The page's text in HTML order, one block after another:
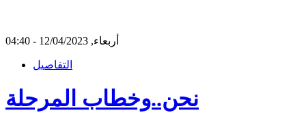
أربعاء, 12/04/2023 - 04:40
التفاصيل
نحن..وخطاب المرحلة